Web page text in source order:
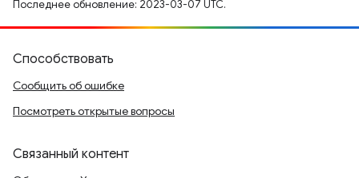
Последнее обновление: 2023-03-07 UTC.
Способствовать
Сообщить об ошибке
Посмотреть открытые вопросы
Связанный контент